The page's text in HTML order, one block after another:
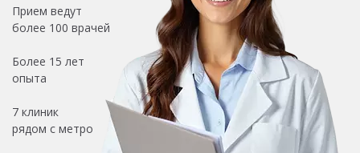
Прием ведут
более 100 врачей
Более 15 лет
опыта
7 клиник
рядом с метро